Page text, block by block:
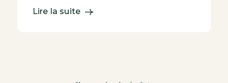
Lire la suite